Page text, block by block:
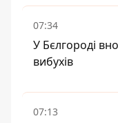
07:34
У Бєлгороді
вибухів
07:13